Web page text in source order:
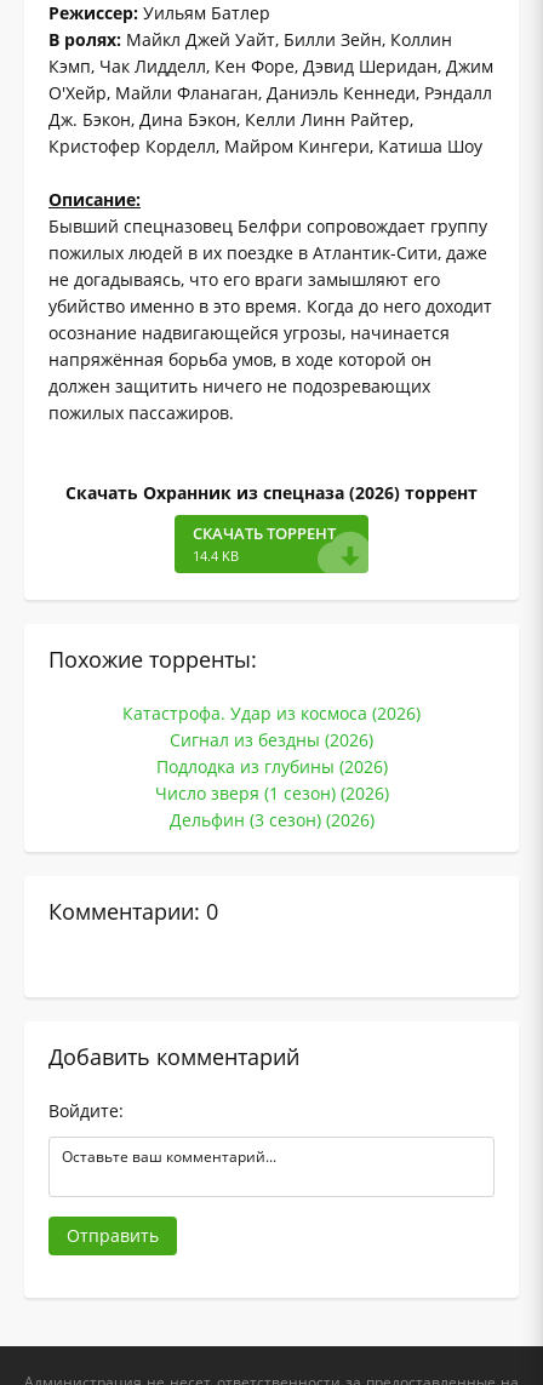
Режиссер: Уильям Батлер
В ролях: Майкл Джей Уайт, Билли Зейн, Коллин
Кэмп, Чак Лидделл, Кен Форе, Дэвид Шеридан, Джим
О'Хейр, Майли Фланаган, Даниэль Кеннеди, Рэндалл
Дж. Бэкон, Дина Бэкон, Келли Линн Райтер,
Кристофер Корделл, Майром Кингери, Катиша Шоу
Описание:
Бывший спецназовец Белфри сопровождает группу
пожилых людей в их поездке в Атлантик-Сити, даже
не догадываясь, что его враги замышляют его
убийство именно в это время. Когда до него доходит
осознание надвигающейся угрозы, начинается
напряжённая борьба умов, в ходе которой он
должен защитить ничего не подозревающих
пожилых пассажиров.
Скачать Охранник из спецназа (2026) торрент
СКАЧАТЬ ТОРРЕНТ
14.4 KB
Похожие торренты:
Катастрофа. Удар из космоса (2026)
Cигнал из бездны (2026)
Подлодка из глубины (2026)
Число зверя (1 сезон) (2026)
Дельфин (3 сезон) (2026)
Комментарии: 0
Добавить комментарий
Войдите:
Отправить